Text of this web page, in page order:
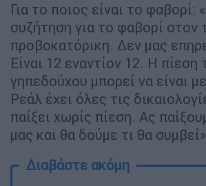
Για το ποιος είναι το φαβορί:
συζήτηση για το φαβορί στον
προβοκατόρικη. Δεν μας
Είναι 12 εναντίον 12. Η πίεση
γηπεδούχου μπορεί να είναι
Ρεάλ έχει όλες τις
παίξει χωρίς πίεση. Ας
μας και θα δούμε τι θα
Διαβάστε ακόμη